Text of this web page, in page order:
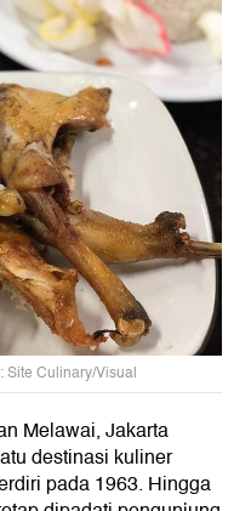
Site Culinary/Visual
Melawai, Jakarta
destinasi kuliner
pada 1963. Hingga